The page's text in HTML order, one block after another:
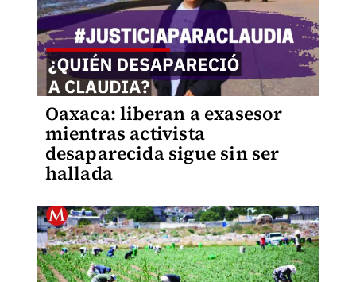
Oaxaca: liberan a exasesor
mientras activista
desaparecida sigue sin ser
hallada